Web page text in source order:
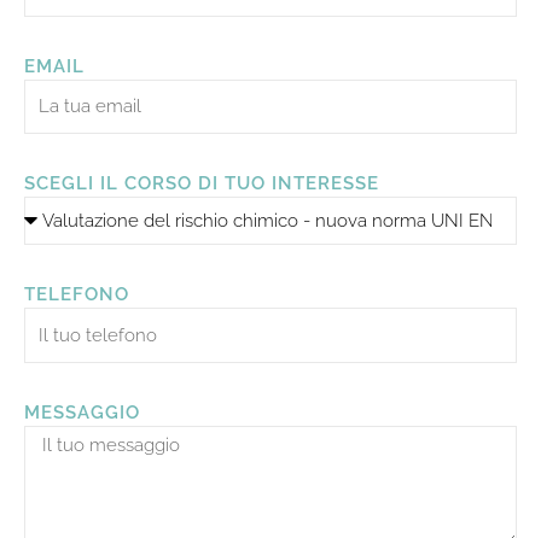
EMAIL
SCEGLI IL CORSO DI TUO INTERESSE
TELEFONO
MESSAGGIO